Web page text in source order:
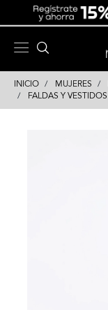
INICIO MUJERES
FALDAS Y VESTIDOS